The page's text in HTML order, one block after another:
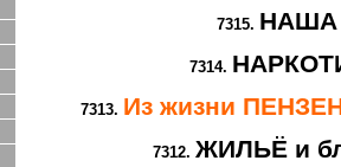
7315. НАША
7314.
7313. Из жизни
7312. ЖИЛЬЁ и